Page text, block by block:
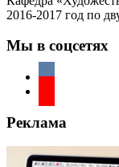
2016-2017 год по
Мы в соцсетях
Реклама